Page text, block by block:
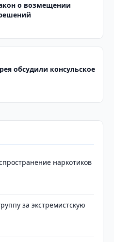
о возмещении
обсудили консульское
наркотиков
за экстремистскую